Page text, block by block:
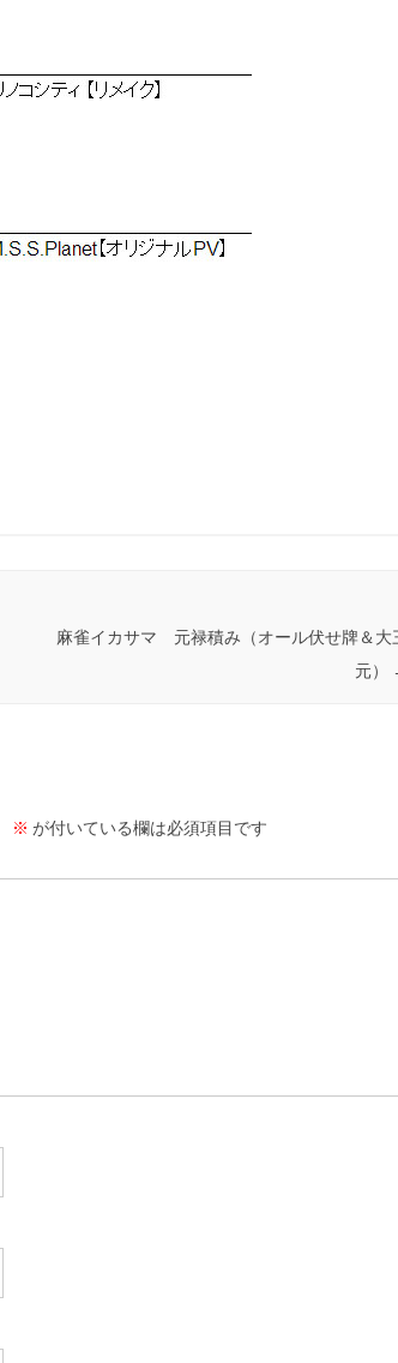
麻雀イカサマ 元禄積み（オール伏せ牌＆大
元）
※ が付いている欄は必須項目です